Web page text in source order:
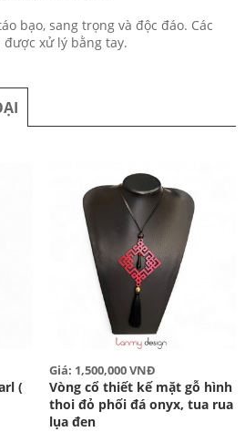
bạo, sang trọng và độc đáo. Các
xử lý bằng tay.
(
Giá: 1,500,000 VNĐ
Vòng cổ thiết kế mặt gỗ hình
thoi đỏ phối đá onyx, tua rua
lụa đen